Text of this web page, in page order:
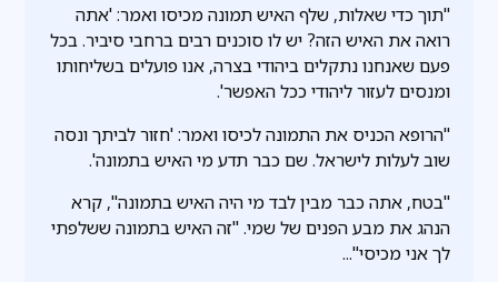
"תוך כדי שאלות, שלף האיש תמונה מכיסו ואמר: 'אתה
רואה את האיש הזה? יש לו סוכנים רבים ברחבי סיביר. בכל
פעם שאנחנו נתקלים ביהודי בצרה, אנו פועלים בשליחותו
ומנסים לעזור ליהודי ככל האפשר'.
"הרופא הכניס את התמונה לכיסו ואמר: 'חזור לביתך ונסה
שוב לעלות לישראל. שם כבר תדע מי האיש בתמונה'.
"בטח, אתה כבר מבין לבד מי היה האיש בתמונה", קרא
הנהג את מבע הפנים של שמי. "זה האיש בתמונה ששלפתי
לך אני מכיסי"...